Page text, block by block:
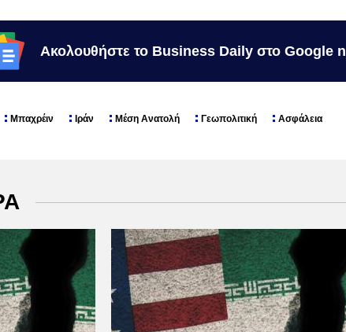
Ακολουθήστε το Business Daily στο Google
Μπαχρέιν Ιράν Μέση Ανατολή Γεωπολιτική Ασφάλεια